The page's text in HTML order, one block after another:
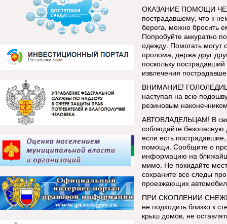
ОКАЗАНИЕ ПОМОЩИ
пострадавшему, что к
берега, можно бросить
Попробуйте аккуратно
одежду. Помогать могут
пролома, держа друг
поскольку
извлечения
ВНИМАНИЕ!
наступая на всю
резиновым
АВТОВЛАДЕЛЬЦАМ! В
соблюдайте
если есть
помощи. Сообщите о
информацию на
мимо. Не покидайте
сохраните все следы
проезжающих
ПРИ СКОПЛЕНИИ
не подходить близко к
крыш домов, не